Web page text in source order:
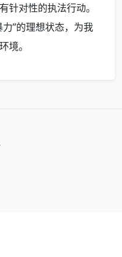
针对性的执法行动。
”的理想状态，为我
境。